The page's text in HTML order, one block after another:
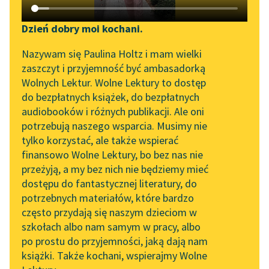
Katalog DAISY
Podkasty o książkach
Zgłoś brak utworu
Aktualności
Zapraszamy na spotkanie
online z tłumaczkami
literatury skandynawskiej
Spotkanie z Katarzyną
Tunkiel w Oslo
Wolne Lektury na 32.
Pol’and’Rock Festivalu
„Kochanek Lady
Chatterley” do słuchania
na Wolnych Lekturach
Nowy audiobook –
Narzędzia
Mapa Wolnych Lektur
Leśmianator
Przewodnik dla piszących i
czytających
API
OAI-PMH
Widget Wolnych Lektur
Przypisy
Dzień dobry moi kochani.
Nazywam się Paulina Holtz i mam wielki
zaszczyt i przyjemność być ambasadorką
Wolnych Lektur. Wolne Lektury to dostęp
do bezpłatnych książek, do bezpłatnych
audiobooków i różnych publikacji. Ale oni
potrzebują naszego wsparcia. Musimy nie
tylko korzystać, ale także wspierać
finansowo Wolne Lektury, bo bez nas nie
przeżyją, a my bez nich nie będziemy mieć
dostępu do fantastycznej literatury, do
potrzebnych materiałów, które bardzo
często przydają się naszym dzieciom w
szkołach albo nam samym w pracy, albo
po prostu do przyjemności, jaką dają nam
książki. Także kochani, wspierajmy Wolne
Pieśń✖
Sortuj:
Pieśń Ludwik Ksawery Pomian-Łubiński